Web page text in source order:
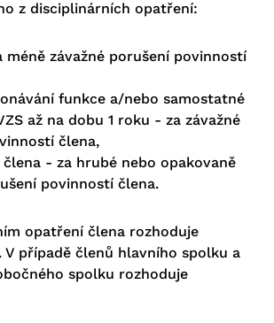
z disciplinárních opatření:
méně závažné porušení povinností
funkce a/nebo samostatné
až na dobu 1 roku - za závažné
člena,
- za hrubé nebo opakovaně
povinností člena.
opatření člena rozhoduje
V případě členů hlavního spolku a
spolku rozhoduje